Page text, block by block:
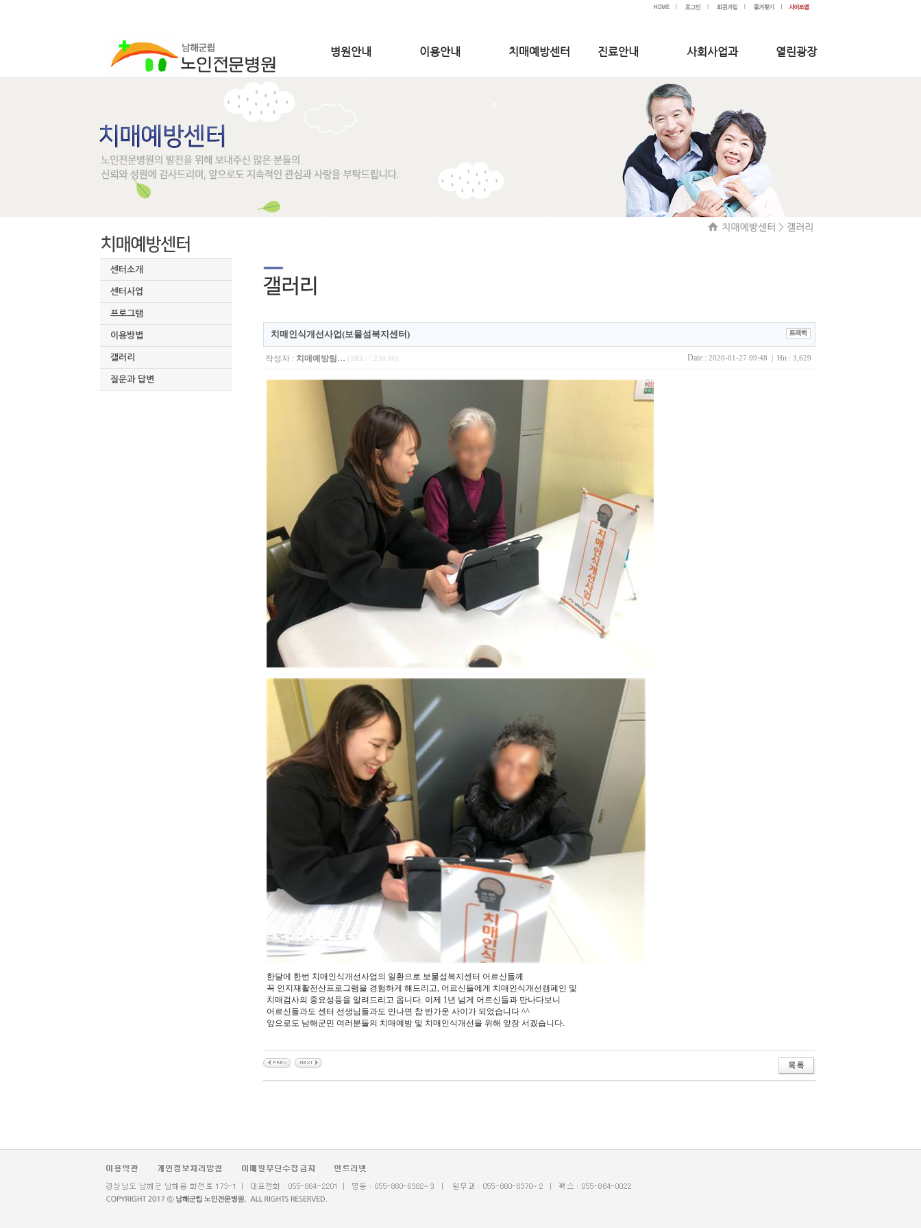
병원안내 이용안내 치매예방센터 진료안내 사회사업과 열린광장
센터소개
센터사업
프로그램
이용방법
갤러리
질문과 답변
치매인식개선사업(보물섬복지센터)
작성자 : 치매예방팀… (183.♡.238.80) Date : 2020-01-27 09:48 | Hit : 3,629
한달에 한번 치매인식개선사업의 일환으로 보물섬복지센터 어르신들께
꼭 인지재활전산프로그램을 경험하게 해드리고, 어르신들에게 치매인식개선캠페인 및
치매검사의 중요성등을 알려드리고 옵니다. 이제 1년 넘게 어르신들과 만나다보니
어르신들과도 센터 선생님들과도 만나면 참 반가운 사이가 되었습니다 ^^
앞으로도 남해군민 여러분들의 치매예방 및 치매인식개선을 위해 앞장 서겠습니다.